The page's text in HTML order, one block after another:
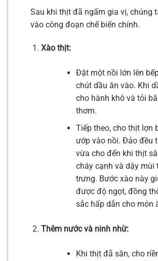
Sau khi thịt đã ngấm gia vị, chúng
vào công đoạn chế biến chính.
Xào thịt:
Đặt một nồi lớn lên
chút dầu ăn vào. Khi
cho hành khô và tỏi
thơm.
Tiếp theo, cho thịt lợn
ướp vào nồi. Đảo đều
vừa cho đến khi thịt
cháy cạnh và dậy mùi
trưng. Bước xào này
được độ ngọt, đồng
sắc hấp dẫn cho món
Thêm nước và ninh nhừ:
Khi thịt đã săn, cho